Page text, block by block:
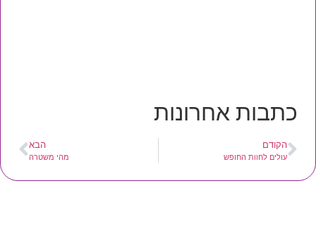
כתבות אחרונות
הקודם
עולים לחוות החופש
הבא
מהי משטרה